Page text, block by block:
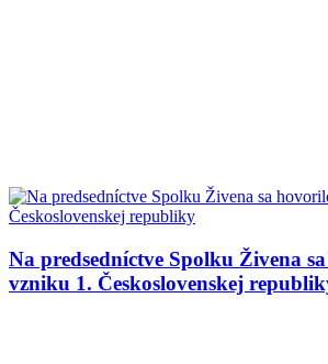
Na predsedníctve Spolku Živena
vzniku 1. Československej